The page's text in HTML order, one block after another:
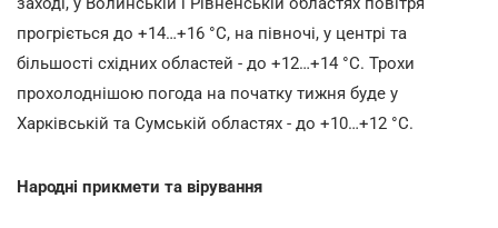
прогріється до +14…+16 °С, на півночі, у центрі та
більшості східних областей - до +12…+14 °С. Трохи
прохолоднішою погода на початку тижня буде у
Харківській та Сумській областях - до +10…+12 °С.
Народні прикмети та вірування